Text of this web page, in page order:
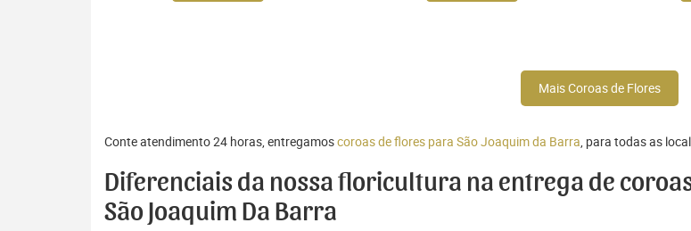
Mais Coroas de Flores
Conte atendimento 24 horas, entregamoscoroas de flores para São Joaquim da Barra, para todas as
Diferenciais da nossa floricultura na entrega de
São Joaquim Da Barra